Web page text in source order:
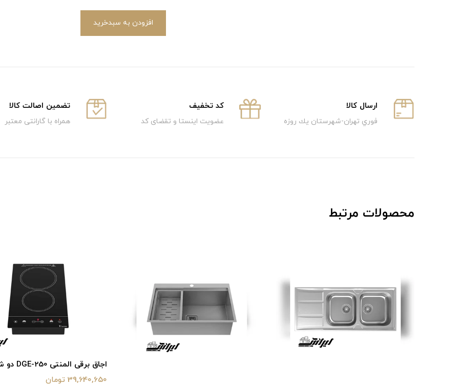
افزودن به سبدخرید
ارسال كالا
فوري تهران-شهرستان يك روزه
كد تخفيف
عضویت اینستا و تقضای کد
تضمین اصالت کالا
همراه با گارانتی معتبر
محصولات مرتبط
اجاق برقی المنتی DGE-250 دو شعله
39,640,650 تومان